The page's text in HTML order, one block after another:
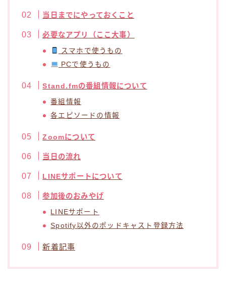
当日までにやっておくこと
必要なアプリ（ここ大事）
スマホで使うもの
PCで使うもの
Stand.fmの番組情報について
番組情報
各エピソードの情報
Zoomについて
当日の流れ
LINEサポートについて
参加後のおみやげ
LINEサポート
Spotify以外のポッドキャスト登録方法
新着記事